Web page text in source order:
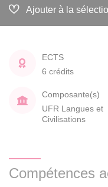
Ajouter à la
ECTS
6 crédits
Composante(s)
UFR Langues et
Civilisations
Compétences